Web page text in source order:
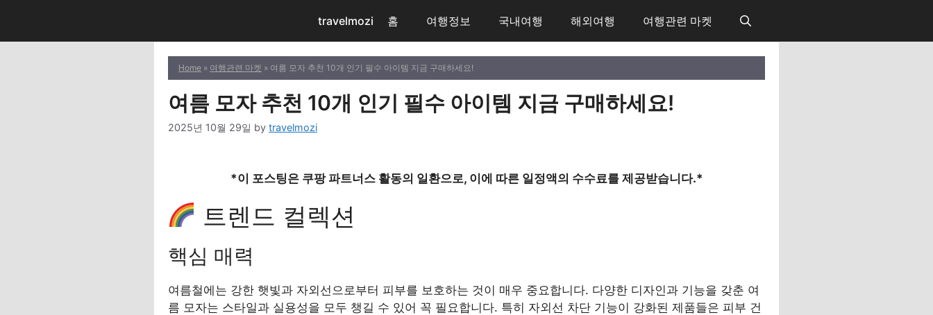
content
travelmozi 홈 여행정보 국내여행 해외여행 여행관련 마켓
Home » 여행관련 마켓 » 여름 모자 추천 10개 인기 필수 아이템 지금 구매하세요!
여름 모자 추천 10개 인기 필수 아이템 지금 구매하세요!
2025년 10월 29일 by travelmozi
*이 포스팅은 쿠팡 파트너스 활동의 일환으로, 이에 따른 일정액의 수수료를 제공받습니다.*
트렌드 컬렉션
핵심 매력
여름철에는 강한 햇빛과 자외선으로부터 피부를 보호하는 것이 매우 중요합니다. 다양한 디자인과 기능을 갖춘 여
름 모자는 스타일과 실용성을 모두 챙길 수 있어 꼭 필요합니다. 특히 자외선 차단 기능이 강화된 제품들은 피부 건